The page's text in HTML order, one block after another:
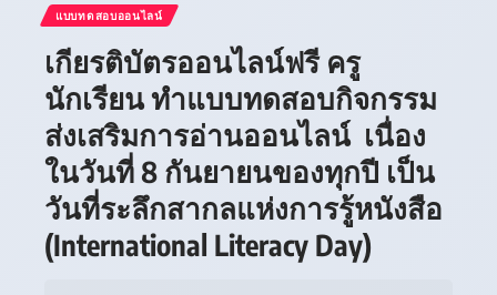
แบบทดสอบออนไลน์
เกียรติบัตรออนไลน์ฟรี ครู
นักเรียน ทำแบบทดสอบกิจกรรม
ส่งเสริมการอ่านออนไลน์ เนื่อง
ในวันที่ 8 กันยายนของทุกปี เป็น
วันที่ระลึกสากลแห่งการรู้หนังสือ
(International Literacy Day)